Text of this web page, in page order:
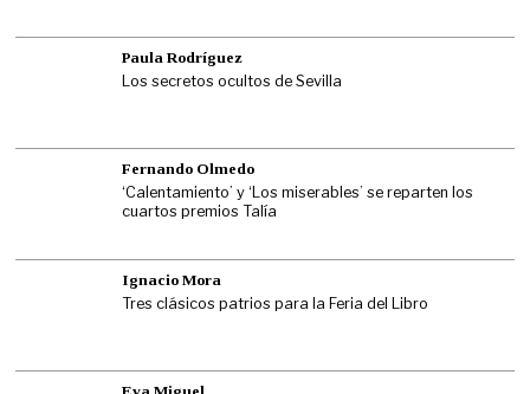
Paula Rodríguez
Los secretos ocultos de Sevilla
Fernando Olmedo
‘Calentamiento’ y ‘Los miserables’ se reparten los
cuartos premios Talía
Ignacio Mora
Tres clásicos patrios para la Feria del Libro